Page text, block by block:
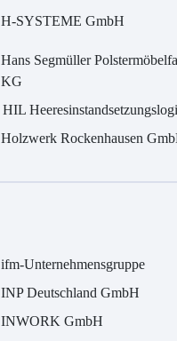
H-SYSTEME GmbH
Hans Segmüller
KG
HIL
Holzwerk Rockenhausen
ifm-Unternehmensgruppe
INP Deutschland GmbH
INWORK GmbH